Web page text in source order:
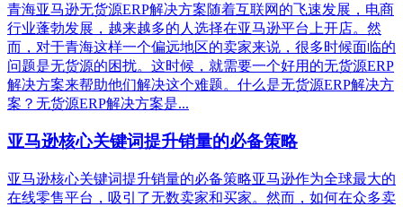
青海亚马逊无货源ERP解决方案随着互联网的飞速发展，电商
行业蓬勃发展，越来越多的人选择在亚马逊平台上开店。然
而，对于青海这样一个偏远地区的卖家来说，很多时候面临的
问题是无货源的困扰。这时候，就需要一个好用的无货源ERP
解决方案来帮助他们解决这个难题。什么是无货源ERP解决方
案？无货源ERP解决方案是...
亚马逊核心关键词提升销量的必备策略
亚马逊核心关键词提升销量的必备策略亚马逊作为全球最大的
在线零售平台，吸引了无数卖家和买家。然而，如何在众多卖